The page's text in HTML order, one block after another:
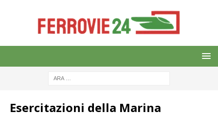
Esercitazioni della Marina